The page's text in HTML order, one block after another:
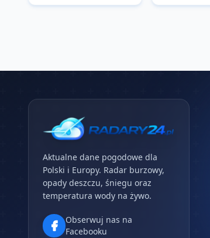
Aktualne dane pogodowe dla
Polski i Europy. Radar burzowy,
opady deszczu, śniegu oraz
temperatura wody na żywo.
Obserwuj nas na
Facebooku